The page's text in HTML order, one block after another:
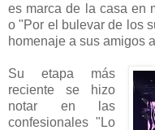
es marca de la casa en
o "Por el bulevar de los
homenaje a sus amigos
Su etapa más
reciente se hizo
notar en las
confesionales "Lo